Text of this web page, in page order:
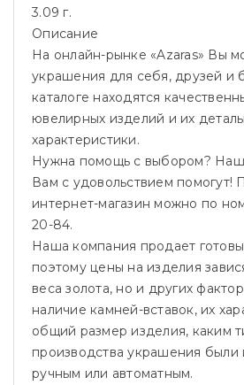
3.09 г.
Описание
На онлайн-рынке «Azaras» Вы
украшения для себя, друзей и
каталоге находятся
ювелирных изделий и их
характеристики.
Нужна помощь с выбором?
Вам с удовольствием помогут!
интернет-магазин можно по
20-84.
Наша компания продает
поэтому цены на изделия
веса золота, но и других
наличие камней-вставок, их
общий размер изделия, каким
производства украшения были
ручным или автоматным.